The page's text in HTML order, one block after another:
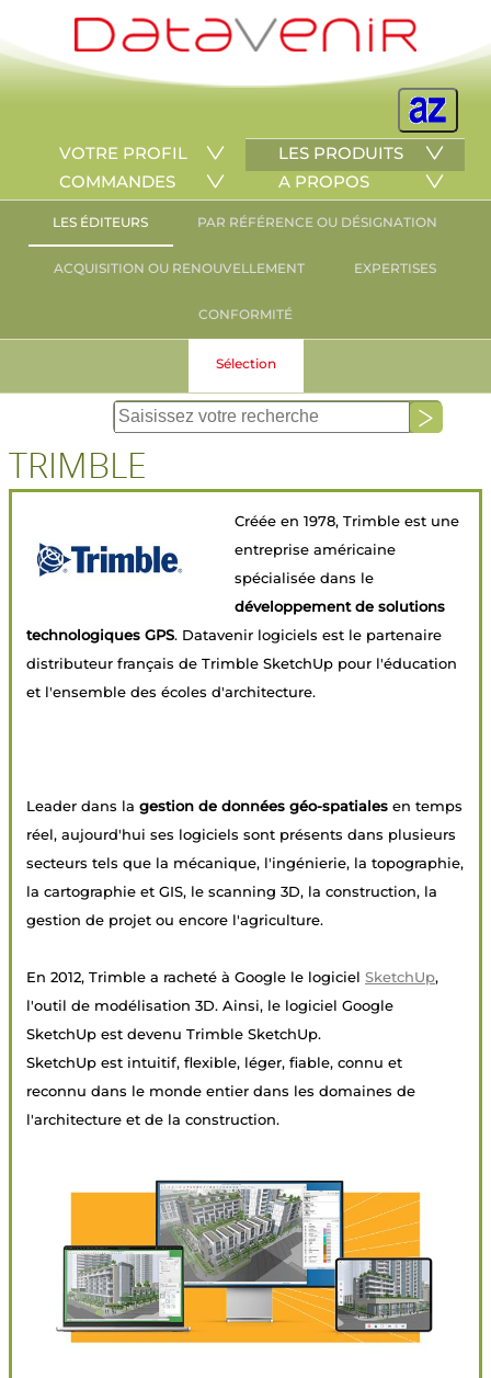
VOTRE PROFIL
LES PRODUITS
COMMANDES
A PROPOS
LES ÉDITEURS PAR RÉFÉRENCE OU DÉSIGNATION
ACQUISITION OU RENOUVELLEMENT EXPERTISES
CONFORMITÉ
Sélection
TRIMBLE
Créée en 1978, Trimble est une
entreprise américaine
spécialisée dans le
développement de solutions
technologiques GPS. Datavenir logiciels est le partenaire
distributeur français de Trimble SketchUp pour l'éducation
et l'ensemble des écoles d'architecture.
Leader dans la gestion de données géo-spatiales en temps
réel, aujourd'hui ses logiciels sont présents dans plusieurs
secteurs tels que la mécanique, l'ingénierie, la topographie,
la cartographie et GIS, le scanning 3D, la construction, la
gestion de projet ou encore l'agriculture.
En 2012, Trimble a racheté à Google le logiciel SketchUp,
l'outil de modélisation 3D. Ainsi, le logiciel Google
SketchUp est devenu Trimble SketchUp.
SketchUp est intuitif, flexible, léger, fiable, connu et
reconnu dans le monde entier dans les domaines de
l'architecture et de la construction.